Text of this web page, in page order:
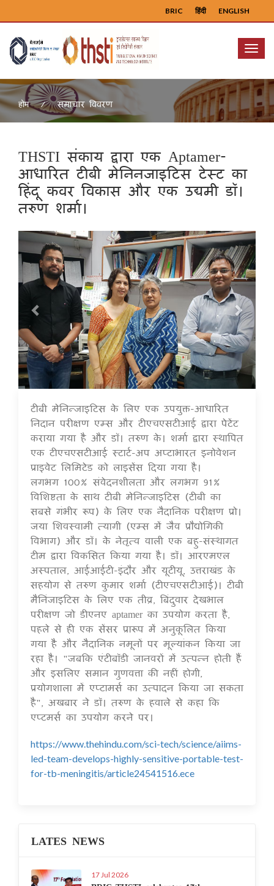
ENGLISH
हिंदी
BRIC
Menu
होम समाचार विवरण
THSTI संकाय द्वारा एक Aptamer-
आधारित टीबी मेनिनजाइटिस टेस्ट का
हिंदू कवर विकास और एक उद्यमी डॉ।
तरुण शर्मा।
Previous Next
17 Jul 2020
टीबी मेनिन्जाइटिस के लिए एक उपयुक्त-आधारित
निदान परीक्षण एम्स और टीएचएसटीआई द्वारा पेटेंट
कराया गया है और डॉ। तरुण के। शर्मा द्वारा स्थापित
एक टीएचएसटीआई स्टार्ट-अप अप्टाभारत इनोवेशन
प्राइवेट लिमिटेड को लाइसेंस दिया गया है।
लगभग 100% संवेदनशीलता और लगभग 91%
विशिष्टता के साथ टीबी मेनिन्जाइटिस (टीबी का
सबसे गंभीर रूप) के लिए एक नैदानिक ​​परीक्षण प्रो।
जया शिवस्वामी त्यागी (एम्स में जैव प्रौद्योगिकी
विभाग) और डॉ। के नेतृत्व वाली एक बहु-संस्थागत
टीम द्वारा विकसित किया गया है। डॉ। आरएमएल
अस्पताल, आईआईटी-इंदौर और यूटीयू, उत्तराखंड के
सहयोग से तरुण कुमार शर्मा (टीएचएसटीआई)। टीबी
मैनिंजाइटिस के लिए एक तीव्र, बिंदुवार देखभाल
परीक्षण जो डीएनए aptamer का उपयोग करता है,
पहले से ही एक सेंसर प्रारूप में अनुकूलित किया
गया है और नैदानिक ​​नमूनों पर मूल्यांकन किया जा
रहा है। "जबकि एंटीबॉडी जानवरों में उत्पन्न होती हैं
और इसलिए समान गुणवत्ता की नहीं होगी,
प्रयोगशाला में एप्टामर्स का उत्पादन किया जा सकता
है", अखबार ने डॉ। तरुण के हवाले से कहा कि
एप्टमर्स का उपयोग करने पर।
https://www.thehindu.com/sci-tech/science/aiims-
led-team-develops-highly-sensitive-portable-test-
for-tb-meningitis/article24541516.ece
LATES NEWS
17 Jul 2026